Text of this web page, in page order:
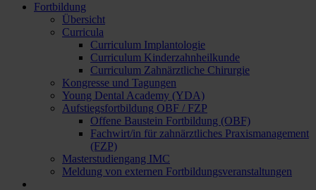
Fortbildung
Übersicht
Curricula
Curriculum Implantologie
Curriculum Kinderzahnheilkunde
Curriculum Zahnärztliche Chirurgie
Kongresse und Tagungen
Young Dental Academy (YDA)
Aufstiegsfortbildung OBF / FZP
Offene Baustein Fortbildung (OBF)
Fachwirt/in für zahnärztliches Praxismanagement
(FZP)
Masterstudiengang IMC
Meldung von externen Fortbildungsveranstaltungen